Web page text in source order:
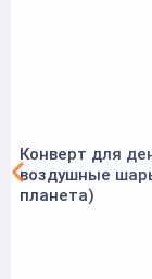
Конверт для
воздушные
планета)